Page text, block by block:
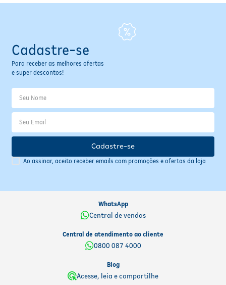
Cadastre-se
Para receber as melhores ofertas
e super descontos!
Ao assinar, aceito receber emails com promoções e ofertas da loja
Cadastre-se
WhatsApp
Central de vendas
Central de atendimento ao cliente
0800 087 4000
Blog
Acesse, leia e compartilhe